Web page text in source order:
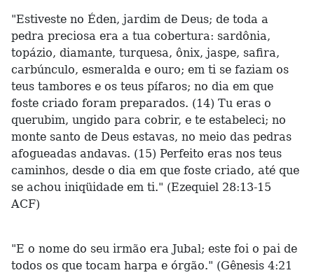
"Estiveste no Éden, jardim de Deus; de toda a
pedra preciosa era a tua cobertura: sardônia,
topázio, diamante, turquesa, ônix, jaspe, safira,
carbúnculo, esmeralda e ouro; em ti se faziam os
teus tambores e os teus pífaros; no dia em que
foste criado foram preparados. (14) Tu eras o
querubim, ungido para cobrir, e te estabeleci; no
monte santo de Deus estavas, no meio das pedras
afogueadas andavas. (15) Perfeito eras nos teus
caminhos, desde o dia em que foste criado, até que
se achou iniqüidade em ti." (Ezequiel 28:13-15
ACF)
"E o nome do seu irmão era Jubal; este foi o pai de
todos os que tocam harpa e órgão." (Gênesis 4:21